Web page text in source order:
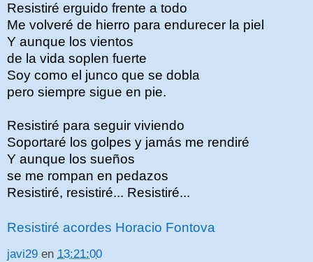
Resistiré erguido frente a todo
Me volveré de hierro para endurecer la piel
Y aunque los vientos
de la vida soplen fuerte
Soy como el junco que se dobla
pero siempre sigue en pie.
Resistiré para seguir viviendo
Soportaré los golpes y jamás me rendiré
Y aunque los sueños
se me rompan en pedazos
Resistiré, resistiré... Resistiré...
Resistiré acordes Horacio Fontova
javi29 en 13:21:00